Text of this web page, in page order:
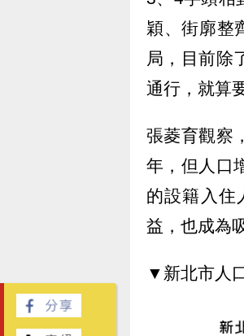
穎、街廓整
局，目前除
通行，就算
張菱育觀察
年，但人口
的設籍入住
益，也成為
▼新北市人